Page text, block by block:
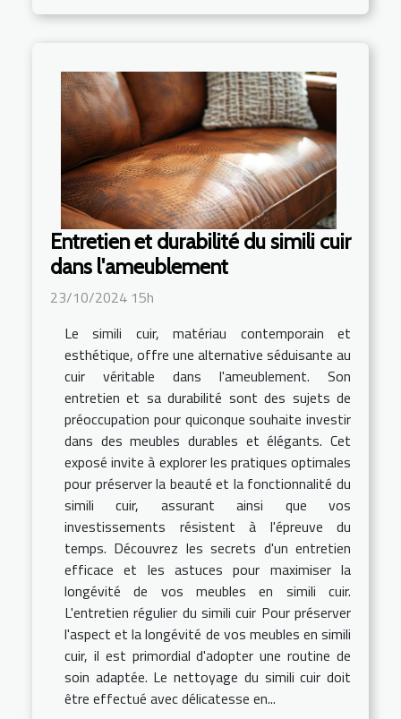
Entretien et durabilité du simili cuir
dans l'ameublement
23/10/2024 15h
Le simili cuir, matériau contemporain et
esthétique, offre une alternative séduisante au
cuir véritable dans l'ameublement. Son
entretien et sa durabilité sont des sujets de
préoccupation pour quiconque souhaite investir
dans des meubles durables et élégants. Cet
exposé invite à explorer les pratiques optimales
pour préserver la beauté et la fonctionnalité du
simili cuir, assurant ainsi que vos
investissements résistent à l'épreuve du
temps. Découvrez les secrets d'un entretien
efficace et les astuces pour maximiser la
longévité de vos meubles en simili cuir.
L'entretien régulier du simili cuir Pour préserver
l'aspect et la longévité de vos meubles en simili
cuir, il est primordial d'adopter une routine de
soin adaptée. Le nettoyage du simili cuir doit
être effectué avec délicatesse en...